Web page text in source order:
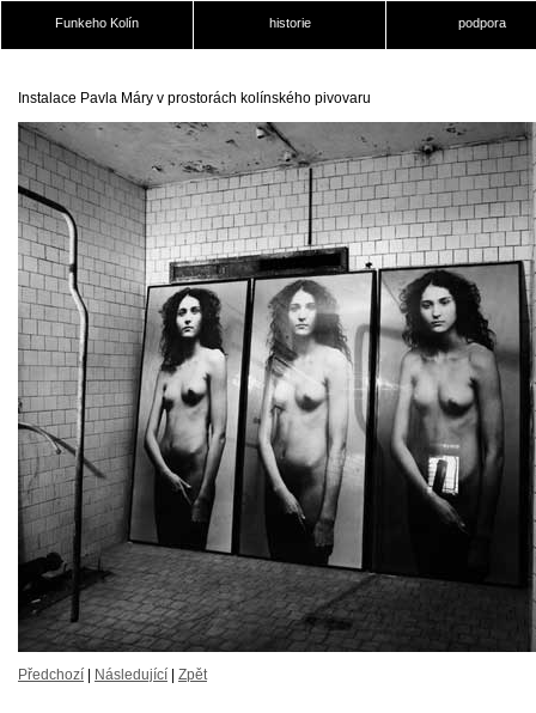
Funkeho Kolín historie podpora
Instalace Pavla Máry v prostorách kolínského pivovaru
Předchozí Následující Zpět